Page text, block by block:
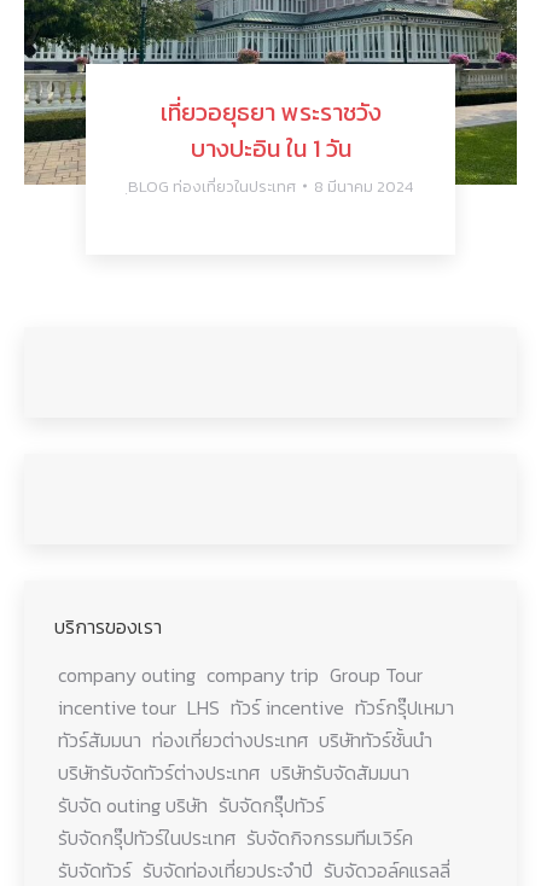
เที่ยวอยุธยา พระราชวัง
บางปะอิน ใน 1 วัน
ฺBLOG ท่องเที่ยวในประเทศ 8 มีนาคม 2024
บริการของเรา
company outing company trip Group Tour
incentive tour LHS ทัวร์ incentive ทัวร์กรุ๊ปเหมา
ทัวร์สัมมนา ท่องเที่ยวต่างประเทศ บริษัททัวร์ชั้นนำ
บริษัทรับจัดทัวร์ต่างประเทศ บริษัทรับจัดสัมมนา
รับจัด outing บริษัท รับจัดกรุ๊ปทัวร์
รับจัดกรุ๊ปทัวร์ในประเทศ รับจัดกิจกรรมทีมเวิร์ค
รับจัดทัวร์ รับจัดท่องเที่ยวประจำปี รับจัดวอล์คแรลลี่